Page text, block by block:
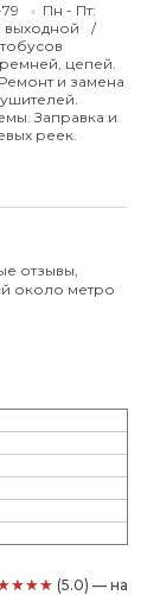
Пн - Пт:
выходной
цепей.
и замена
Заправка и
реек.
отзывы,
около метро
(5.0) — на